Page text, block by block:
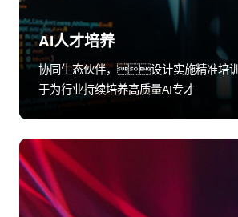
AI人才培养
协同生态伙伴，设计实施精准培
于为行业持续培养高质量AI专才